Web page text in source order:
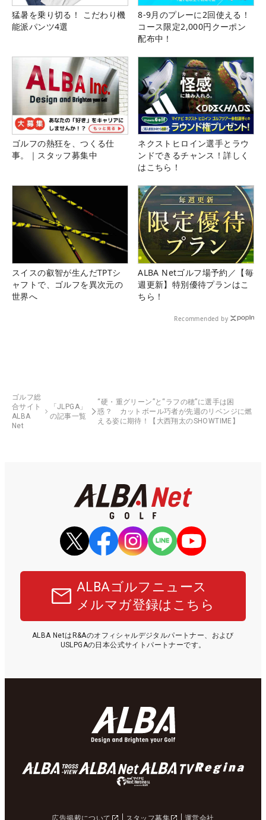
猛暑を乗り切る！ こだわり機
能派パンツ4選
8-9月のプレーに2回使える！
コース限定2,000円クーポン
配布中！
ゴルフの熱狂を、つくる仕
事。｜スタッフ募集中
ネクストヒロイン選手とラウ
ンドできるチャンス！詳しく
はこちら！
スイスの叡智が生んだTPTシ
ャフトで、ゴルフを異次元の
世界へ
ALBA Netゴルフ場予約／【毎
週更新】特別優待プランはこ
ちら！
Recommended by
ゴルフ総
合サイト
ALBA
Net
「JLPGA」
の記事一覧
“硬・重グリーン”と“ラフの穂”に選手は困
惑？ カットボール巧者が先週のリベンジに燃
える姿に期待！【大西翔太のSHOWTIME】
ALBAゴルフニュース
メルマガ登録はこちら
ALBA NetはR&Aのオフィシャルデジタルパートナー、および
USLPGAの日本公式サイトパートナーです。
広告掲載について スタッフ募集 運営会社